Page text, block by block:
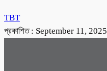
TBT
প্রকাশিত : September 11, 2025